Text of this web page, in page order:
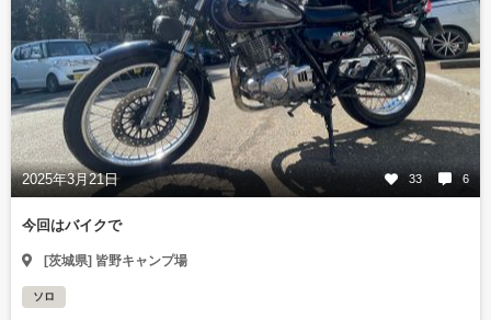
2025年3月21日 33 6
今回はバイクで
[茨城県] 皆野キャンプ場
ソロ